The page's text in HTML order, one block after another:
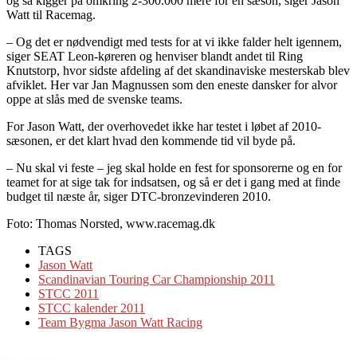
Watt til Racemag.
– Og det er nødvendigt med tests for at vi ikke falder helt igennem,
siger SEAT Leon-køreren og henviser blandt andet til Ring
Knutstorp, hvor sidste afdeling af det skandinaviske mesterskab blev
afviklet. Her var Jan Magnussen som den eneste dansker for alvor
oppe at slås med de svenske teams.
For Jason Watt, der overhovedet ikke har testet i løbet af 2010-
sæsonen, er det klart hvad den kommende tid vil byde på.
– Nu skal vi feste – jeg skal holde en fest for sponsorerne og en for
teamet for at sige tak for indsatsen, og så er det i gang med at finde
budget til næste år, siger DTC-bronzevinderen 2010.
Foto: Thomas Norsted, www.racemag.dk
TAGS
Jason Watt
Scandinavian Touring Car Championship 2011
STCC 2011
STCC kalender 2011
Team Bygma Jason Watt Racing